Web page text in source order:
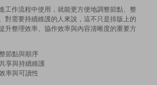
工作流程中使用，就能更方便地調整節點、整
對需要持續維護的人來說，這不只是排版上的
升整理效率、協作效率與內容清晰度的重要方
節點與順序
享與持續維護
率與可讀性